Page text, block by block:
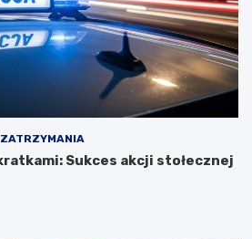
ZATRZYMANIA
Sukces akcji stołecznej